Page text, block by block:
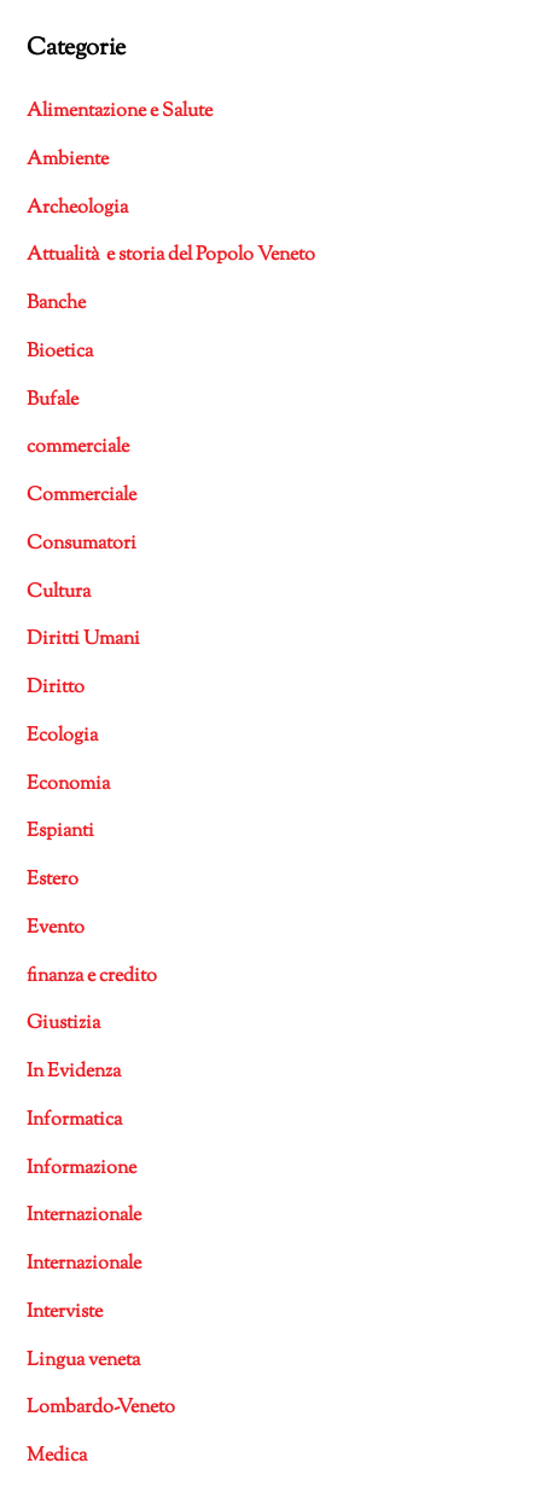
Categorie
Alimentazione e Salute
Ambiente
Archeologia
Attualità e storia del Popolo Veneto
Banche
Bioetica
Bufale
commerciale
Commerciale
Consumatori
Cultura
Diritti Umani
Diritto
Ecologia
Economia
Espianti
Estero
Evento
finanza e credito
Giustizia
In Evidenza
Informatica
Informazione
Internazionale
Internazionale
Interviste
Lingua veneta
Lombardo-Veneto
Medica